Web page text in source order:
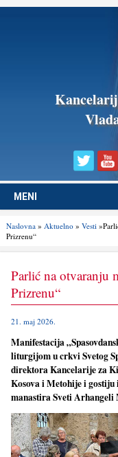
MENI
Naslovna» Aktuelno» Vesti
Prizrenu“
Parlić na otvaranju
Prizrenu“
21. maj 2026.
Manifestacija
liturgijom u crkvi Svetog
direktora Kancelarije za
Kosova i Metohije i
manastira Sveti Arhangeli